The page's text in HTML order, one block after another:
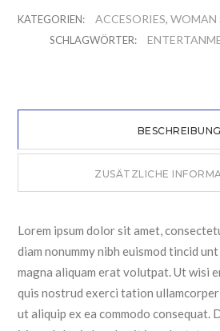
KATEGORIEN: ACCESORIES,WOMAN
SCHLAGWÖRTER:
BESCHREIBUNG
ZUSÄTZLICHE
Lorem ipsum dolor sit amet,
diam nonummy nibh euismod tincid
magna aliquam erat volutpat. Ut wisi
quis nostrud exerci tation
ut aliquip ex ea commodo consequat.